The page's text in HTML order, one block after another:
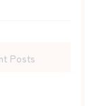
Posts